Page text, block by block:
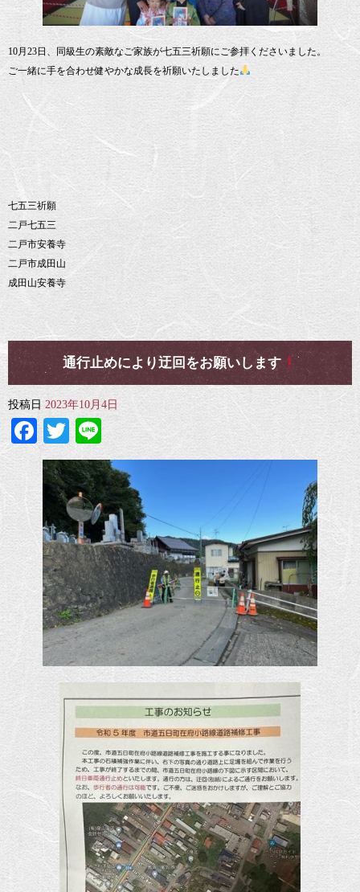
10月23日、同級生の素敵なご家族が七五三祈願にご参拝くださいました。
ご一緒に手を合わせ健やかな成長を祈願いたしました
七五三祈願
二戸七五三
二戸市安養寺
二戸市成田山
成田山安養寺
通行止めにより迂回をお願いします
投稿日 2023年10月4日
Facebook
Twitter
Line